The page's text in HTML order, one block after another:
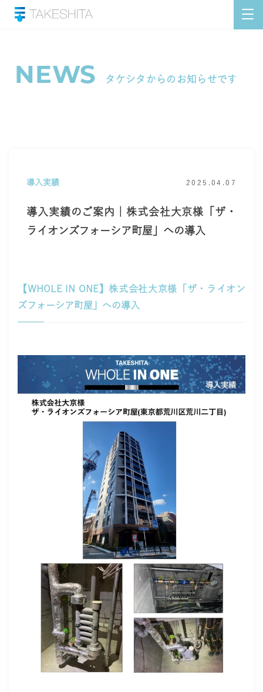
NEWS タケシタからのお知らせです
導入実績 2025.04.07
導入実績のご案内｜株式会社大京様「ザ・
ライオンズフォーシア町屋」への導入
【WHOLE IN ONE】株式会社大京様「ザ・ライオン
ズフォーシア町屋」への導入